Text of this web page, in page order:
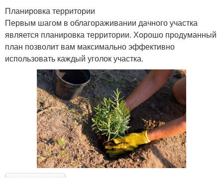
Планировка территории
Первым шагом в облагораживании дачного участка
является планировка территории. Хорошо продуманный
план позволит вам максимально эффективно
использовать каждый уголок участка.